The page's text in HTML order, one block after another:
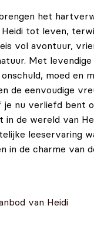
het
tot leven,
vol avontuur,
Met
moed en
de eenvoudige
je nu verliefd bent
in de wereld van
leeservaring
in de charme van
van Heidi